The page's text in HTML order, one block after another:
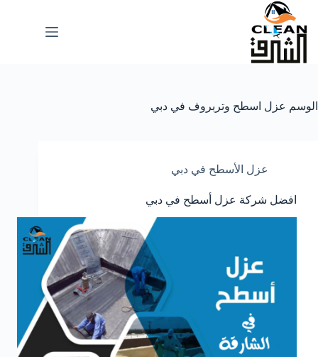
التجاوز
المحتوى
الوسم عزل اسطح وتربروف في دبي
عزل الأسطح في دبي
افضل شركة عزل أسطح في دبي